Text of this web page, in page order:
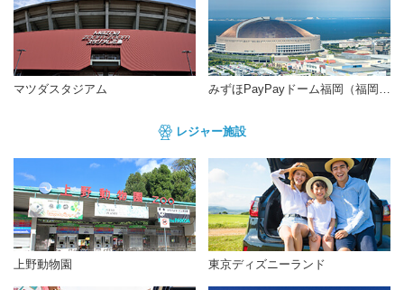
マツダスタジアム みずほPayPayドーム福岡（福岡PayPayドーム）
レジャー施設
上野動物園 東京ディズニーランド